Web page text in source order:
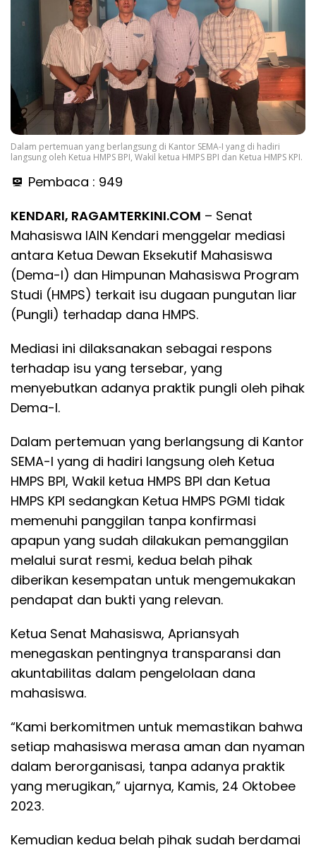
Dalam pertemuan yang berlangsung di Kantor SEMA-I yang di hadiri
langsung oleh Ketua HMPS BPI, Wakil ketua HMPS BPI dan Ketua HMPS KPI.
Pembaca : 949
KENDARI, RAGAMTERKINI.COM – Senat
Mahasiswa IAIN Kendari menggelar mediasi
antara Ketua Dewan Eksekutif Mahasiswa
(Dema-I) dan Himpunan Mahasiswa Program
Studi (HMPS) terkait isu dugaan pungutan liar
(Pungli) terhadap dana HMPS.
Mediasi ini dilaksanakan sebagai respons
terhadap isu yang tersebar, yang
menyebutkan adanya praktik pungli oleh pihak
Dema-I.
Dalam pertemuan yang berlangsung di Kantor
SEMA-I yang di hadiri langsung oleh Ketua
HMPS BPI, Wakil ketua HMPS BPI dan Ketua
HMPS KPI sedangkan Ketua HMPS PGMI tidak
memenuhi panggilan tanpa konfirmasi
apapun yang sudah dilakukan pemanggilan
melalui surat resmi, kedua belah pihak
diberikan kesempatan untuk mengemukakan
pendapat dan bukti yang relevan.
Ketua Senat Mahasiswa, Apriansyah
menegaskan pentingnya transparansi dan
akuntabilitas dalam pengelolaan dana
mahasiswa.
“Kami berkomitmen untuk memastikan bahwa
setiap mahasiswa merasa aman dan nyaman
dalam berorganisasi, tanpa adanya praktik
yang merugikan,” ujarnya, Kamis, 24 Oktobee
2023.
Kemudian kedua belah pihak sudah berdamai